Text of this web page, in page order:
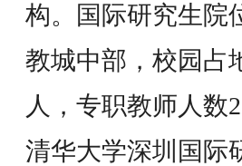
构。国际研究生院
教城中部，校园占
人，专职教师人数
清华大学深圳国际